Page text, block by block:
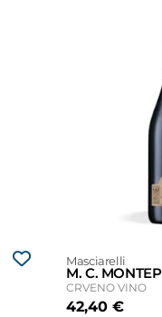
Masciarelli
CRVENO VINO
42,40€